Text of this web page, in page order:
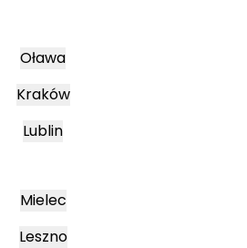
Oława
Kraków
Lublin
Mielec
Leszno